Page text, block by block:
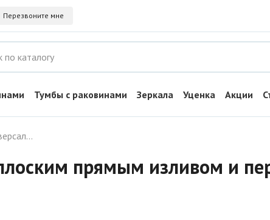
Перезвоните мне
Тумбы с раковинами Зеркала Уценка Акции
Смеситель универсальный с плоским прямым изливом и переключателем для душа B23-333
прямым изливом и